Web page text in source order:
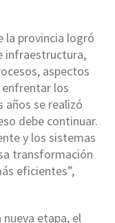
la provincia logró
infraestructura,
aspectos
los
se realizó
debe continuar.
y los sistemas
transformación
eficientes”,
etapa, el